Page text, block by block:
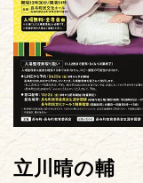
立川晴の輔